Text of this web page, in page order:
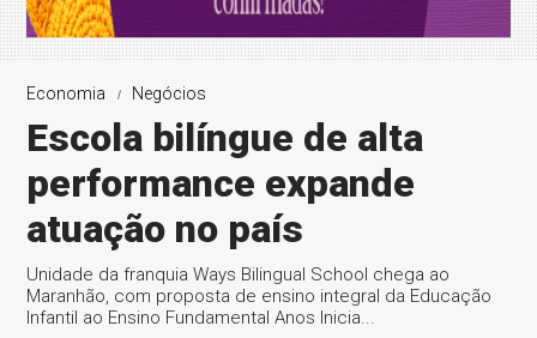
Economia Negócios
Escola bilíngue de alta
performance expande
atuação no país
Unidade da franquia Ways Bilingual School chega ao
Maranhão, com proposta de ensino integral da Educação
Infantil ao Ensino Fundamental Anos Inicia...